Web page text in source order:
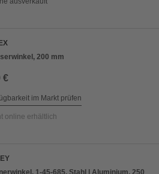
200 mm
€
im Markt prüfen
online erhältlich